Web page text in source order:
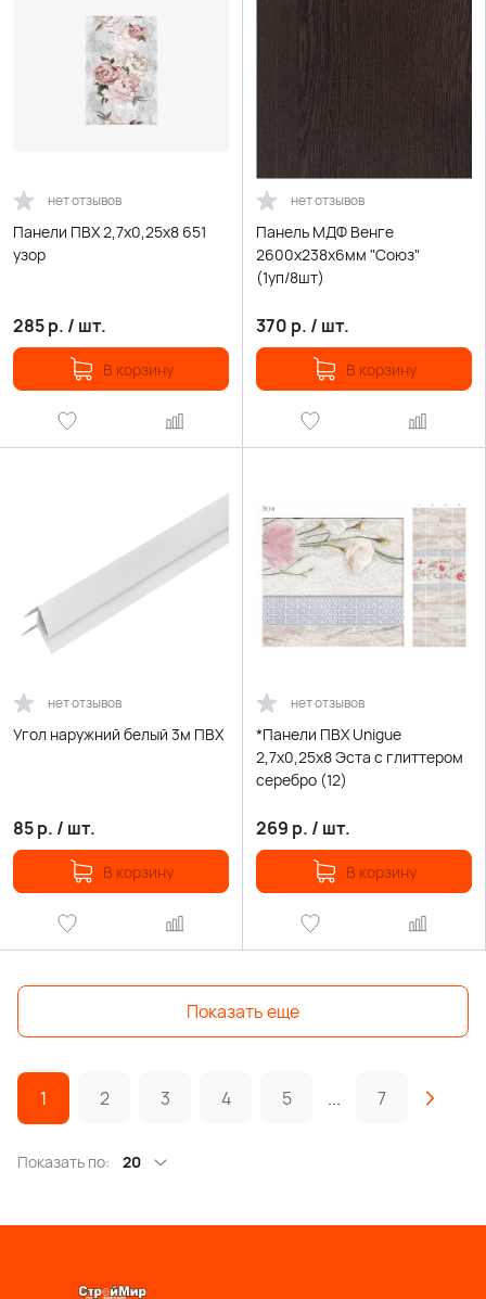
нет отзывов
Панели ПВХ 2,7х0,25х8 651
узор
285р. / шт.
В корзину
нет отзывов
Панель МДФ Венге
2600х238х6мм "Союз"
(1уп/8шт)
370 р. / шт.
В корзину
нет отзывов
Угол наружний белый 3м ПВХ
85р. / шт.
В корзину
нет отзывов
*Панели ПВХ Unigue
2,7х0,25х8 Эста с глиттером
серебро (12)
269 р. / шт.
В корзину
Показать еще
1 2 3 4 5 ... 7
Показать по: 20